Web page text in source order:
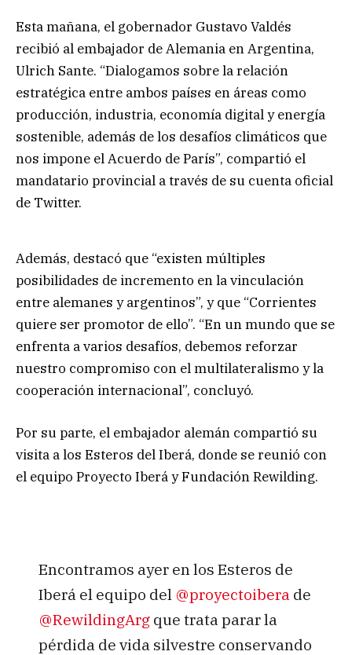
Esta mañana, el gobernador Gustavo Valdés
recibió al embajador de Alemania en Argentina,
Ulrich Sante. “Dialogamos sobre la relación
estratégica entre ambos países en áreas como
producción, industria, economía digital y energía
sostenible, además de los desafíos climáticos que
nos impone el Acuerdo de París”, compartió el
mandatario provincial a través de su cuenta oficial
de Twitter.
Además, destacó que “existen múltiples
posibilidades de incremento en la vinculación
entre alemanes y argentinos”, y que “Corrientes
quiere ser promotor de ello”. “En un mundo que se
enfrenta a varios desafíos, debemos reforzar
nuestro compromiso con el multilateralismo y la
cooperación internacional”, concluyó.
Por su parte, el embajador alemán compartió su
visita a los Esteros del Iberá, donde se reunió con
el equipo Proyecto Iberá y Fundación Rewilding.
Encontramos ayer en los Esteros de
Iberá el equipo del @proyectoibera de
@RewildingArgque trata parar la
pérdida de vida silvestre conservando